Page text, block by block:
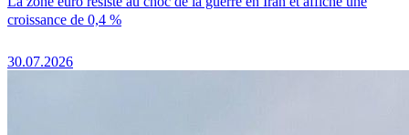
croissance de 0,4 %
30.07.2026